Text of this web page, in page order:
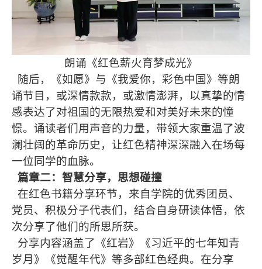
朗诵《红色薪火育梦成光》
随后，《如愿》与《我爱你，彩色中国》等朗
诵节目，或深情款款，或激情澎湃，以真挚的情
感表达了对祖国的无限热爱和对美好未来的憧
憬。诵读者们用声音的力量，带领大家重温了波
澜壮阔的革命历史，让红色精神深深融入在场每
一位同学的血脉。
篇章二：智慧分享，思想碰撞
在红色书籍分享环节，来自学院的优秀团员、
党员、积极分子代表们，结合自身研读体悟，依
次分享了他们的所思所获。
分享内容涵盖了《红岩》《习近平的七年知青
岁月》《觉醒年代》等多部红色经典。在分享